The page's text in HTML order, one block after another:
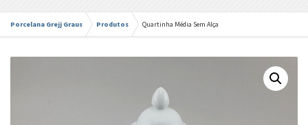
Porcelana Grejj Graus Produtos Quartinha Média Sem Alça